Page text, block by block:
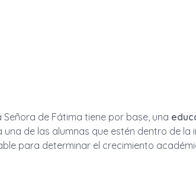
de Fátima tiene por base, una
de las alumnas que estén dentro de
para determinar el crecimiento